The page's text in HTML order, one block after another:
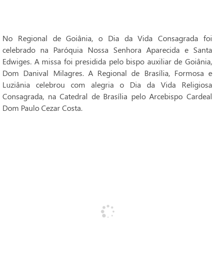
No Regional de Goiânia, o Dia da Vida Consagrada foi
celebrado na Paróquia Nossa Senhora Aparecida e Santa
Edwiges. A missa foi presidida pelo bispo auxiliar de Goiânia,
Dom Danival Milagres. A Regional de Brasília, Formosa e
Luziânia celebrou com alegria o Dia da Vida Religiosa
Consagrada, na Catedral de Brasília pelo Arcebispo Cardeal
Dom Paulo Cezar Costa.